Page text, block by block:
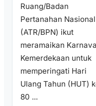
Ruang/Badan
Pertanahan Nasional
(ATR/BPN) ikut
meramaikan
Kemerdekaan untuk
memperingati Hari
Ulang Tahun (HUT)
80 ...